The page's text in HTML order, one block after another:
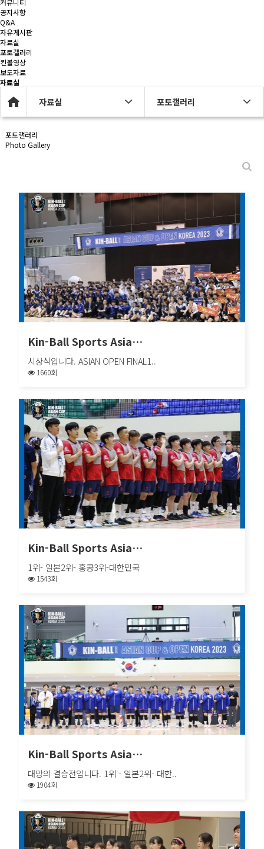
커뮤니티
공지사항
Q&A
자유게시판
자료실
포토갤러리
킨볼영상
보도자료
자료실
자료실 포토갤러리
포토갤러리
Photo Gallery
Kin-Ball Sports Asia…
시상식입니다. ASIAN OPEN FINAL1..
1660회
Kin-Ball Sports Asia…
시상식입니다. ASIAN OPEN FINAL1..
Kin-Ball Sports Asia…
1위- 일본2위- 홍콩3위-대한민국
1543회
Kin-Ball Sports Asia…
1위- 일본2위- 홍콩3위-대한민국
Kin-Ball Sports Asia…
대망의 결승전입니다. 1위 - 일본2위- 대한..
1904회
Kin-Ball Sports Asia…
대망의 결승전입니다. 1위 - 일본2위- 대한..